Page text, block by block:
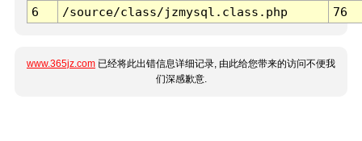
6 /source/class/jzmysql.class.php 76
www.365jz.com 已经将此出错信息详细记录, 由此给您带来的访问不便我
们深感歉意.